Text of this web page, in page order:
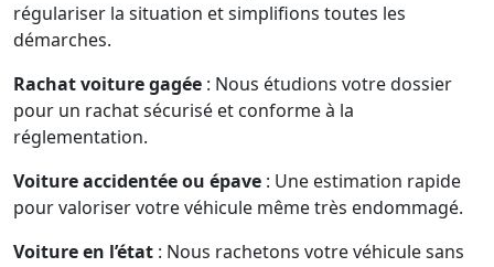
régulariser la situation et simplifions toutes les
démarches.
Rachat voiture gagée : Nous étudions votre dossier
pour un rachat sécurisé et conforme à la
réglementation.
Voiture accidentée ou épave : Une estimation rapide
pour valoriser votre véhicule même très endommagé.
Voiture en l’état : Nous rachetons votre véhicule sans